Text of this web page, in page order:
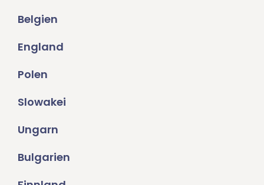
Belgien
England
Polen
Slowakei
Ungarn
Bulgarien